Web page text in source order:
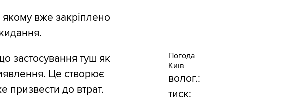
вже закріплено
застосування туш як
Це створює
призвести до втрат.
Погода
Київ
волог.:
тиск: